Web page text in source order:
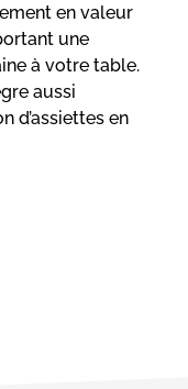
en valeur
une
à votre table.
aussi
d’assiettes en